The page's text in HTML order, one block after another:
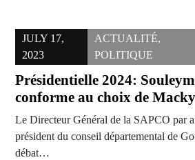
JULY 17,
2023
ACTUALITÉ,
POLITIQUE
Présidentielle 2024:
conforme au choix de
Le Directeur Général de la SAPCO par
président du conseil départemental de
débat…